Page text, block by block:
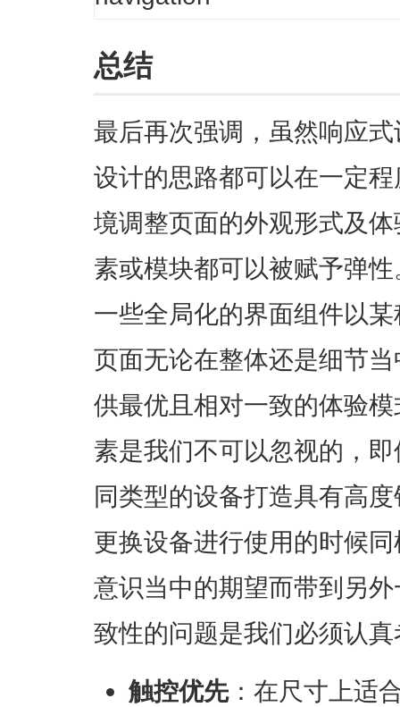
总结
最后再次强调，虽然响应
设计的思路都可以在一定
境调整页面的外观形式及
素或模块都可以被赋予弹
一些全局化的界面组件以
页面无论在整体还是细节
供最优且相对一致的体验
素是我们不可以忽视的，
同类型的设备打造具有高
更换设备进行使用的时候
意识当中的期望而带到另
致性的问题是我们必须认
触控优先：在尺寸上适